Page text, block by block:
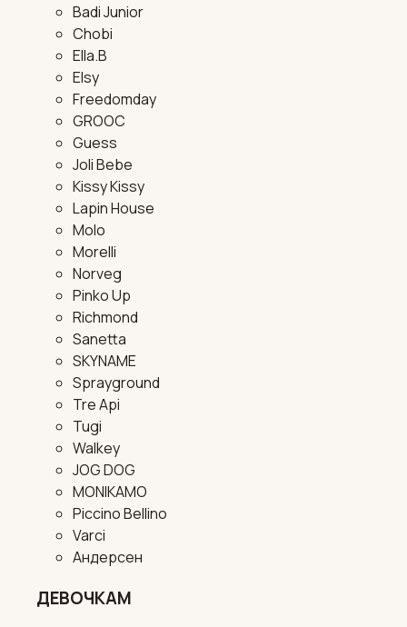
Badi Junior
Chobi
Ella.B
Elsy
Freedomday
GROOC
Guess
Joli Bebe
Kissy Kissy
Lapin House
Molo
Morelli
Norveg
Pinko Up
Richmond
Sanetta
SKYNAME
Sprayground
Tre Api
Tugi
Walkey
JOG DOG
MONIKAMO
Piccino Bellino
Varci
Андерсен
ДЕВОЧКАМ